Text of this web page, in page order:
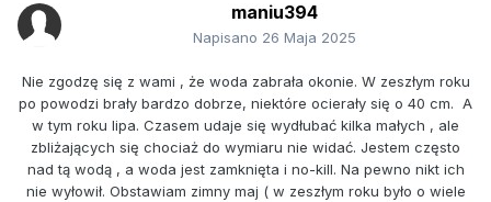
maniu394
Napisano 26 Maja 2025
Nie zgodzę się z wami , że woda zabrała okonie. W zeszłym roku
po powodzi brały bardzo dobrze, niektóre ocierały się o 40 cm. A
w tym roku lipa. Czasem udaje się wydłubać kilka małych , ale
zbliżających się chociaż do wymiaru nie widać. Jestem często
nad tą wodą , a woda jest zamknięta i no-kill. Na pewno nikt ich
nie wyłowił. Obstawiam zimny maj ( w zeszłym roku było o wiele